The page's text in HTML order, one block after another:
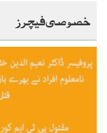
خصوصی فیچرز